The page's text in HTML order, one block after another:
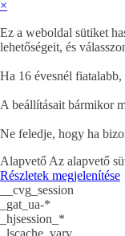
×
Ez a weboldal sütiket
lehetőségeit, és
Ha 16 évesnél
A beállításait bármikor
Ne feledje, hogy ha
Alapvető Az alapvető
Részletek megjelenítése
__cvg_session
_gat_ua-*
_hjsession_*
_lscache_vary